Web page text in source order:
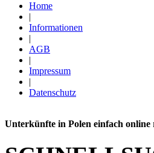
Home
|
Informationen
|
AGB
|
Impressum
|
Datenschutz
Unterkünfte in Polen einfach online